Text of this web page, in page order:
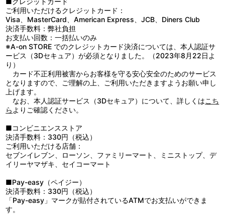
音声特典
新録キャストオーディオコメンタリー
・第26話『さらばヒロユキ』松本梨香、真殿光昭、小杉十郎太、林
原めぐみ
他、仕様
キャラクターデザイン西尾鉄也描き下ろし収納ボックス＆インナー
ジャケット2種
第17話「忍空狼の罠！」／第18話「絶体絶命！！」／第19話「激闘
の果てに」／第20話「イルカと少年」
第21話「地獄の洞くつ」／第22話「雷鳴拳の恐怖」／第23話「炎
の赤雷！」／第24話「自由への反乱」
第25話「父と子！」／第26話「さらばヒロユキ」／第27話「風水
の谷！」／第28話「魔の三獣士！」
先の大戦が終わり、時代はEDO、戦後の混乱はいまだおさまら
ず、人々は軍事将軍率いる軍事政府の圧政に苦しんでいた。元・忍
空の風助は、友達のペンギン・ヒロユキと旅する途中、昔の仲間で
ある藍眺、橙次とその妹・里穂子に出会い、5人はそろって旅をす
ることになる。だがその旅はままならず、謎の刺客に阻まれる。5
戦士たちだ。それに対し、風助、藍眺、橙次は鍛え抜いた忍空技
と、強い絆で立ち向かい、次々と敵を倒してゆく。果たして、敵の
刺客の目的は？ なぜ風助たちを狙うのか？ そしてそれを裏で操る
政府の三大軍師の正体とは？ 数々の謎と野望が、混乱の時代を駆け
めぐる!!
※藍眺の眺は「月」＋「兆」が正しい表記となります。
ご利用いただけるクレジットカード：
Visa、MasterCard、American Express、JCB、Diners Club
決済手数料：弊社負担
お支払い回数：一括払いのみ
※A-on STORE でのクレジットカード決済については、本人認証サ
ービス（3Dセキュア）が必須となりました。（2023年8月22日よ
り）
カード不正利用被害からお客様を守る安心安全のためのサービス
となりますので、ご理解の上、ご利用いただきますようお願い申し
上げます。
なお、本人認証サービス（3Dセキュア）について、詳しくはこち
ら よりご確認ください。
■コンビニエンスストア
決済手数料：330円（税込）
ご利用いただける店舗：
セブンイレブン、ローソン、ファミリーマート、ミニストップ、デ
イリーヤマザキ、セイコーマート
■Pay-easy（ペイジー）
決済手数料：330円（税込）
「Pay-easy」マークが貼付されているATMでお支払いができま
す。